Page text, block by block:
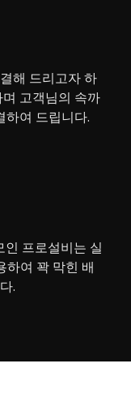
해 드리고자 하
고객님의 속까
하여 드립니다.
프로설비는 실
하여 꽉 막힌 배
.